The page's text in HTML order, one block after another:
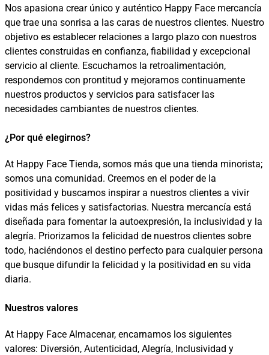
Nos apasiona crear único y auténtico Happy Face mercancía
que trae una sonrisa a las caras de nuestros clientes. Nuestro
objetivo es establecer relaciones a largo plazo con nuestros
clientes construidas en confianza, fiabilidad y excepcional
servicio al cliente. Escuchamos la retroalimentación,
respondemos con prontitud y mejoramos continuamente
nuestros productos y servicios para satisfacer las
necesidades cambiantes de nuestros clientes.
¿Por qué elegirnos?
At Happy Face Tienda, somos más que una tienda minorista;
somos una comunidad. Creemos en el poder de la
positividad y buscamos inspirar a nuestros clientes a vivir
vidas más felices y satisfactorias. Nuestra mercancía está
diseñada para fomentar la autoexpresión, la inclusividad y la
alegría. Priorizamos la felicidad de nuestros clientes sobre
todo, haciéndonos el destino perfecto para cualquier persona
que busque difundir la felicidad y la positividad en su vida
diaria.
Nuestros valores
At Happy Face Almacenar, encarnamos los siguientes
valores: Diversión, Autenticidad, Alegría, Inclusividad y